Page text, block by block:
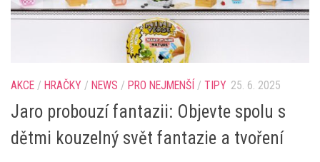
AKCE / HRAČKY / NEWS / PRO NEJMENŠÍ / TIPY 25. 6. 2025
Jaro probouzí fantazii: Objevte spolu s
dětmi kouzelný svět fantazie a tvoření